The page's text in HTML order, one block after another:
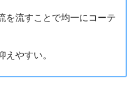
を流すことで均一にコーテ
えやすい。